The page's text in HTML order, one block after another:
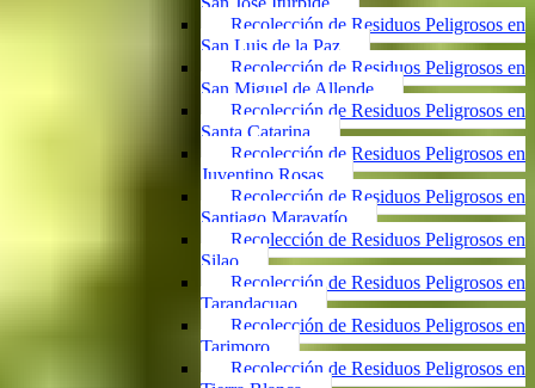
Recolección de Residuos Peligrosos en
San Luis de la Paz
Recolección de Residuos Peligrosos en
San Miguel de Allende
Recolección de Residuos Peligrosos en
Santa Catarina
Recolección de Residuos Peligrosos en
Juventino Rosas
Recolección de Residuos Peligrosos en
Santiago Maravatío
Recolección de Residuos Peligrosos en
Silao
Recolección de Residuos Peligrosos en
Tarandacuao
Recolección de Residuos Peligrosos en
Tarimoro
Recolección de Residuos Peligrosos en